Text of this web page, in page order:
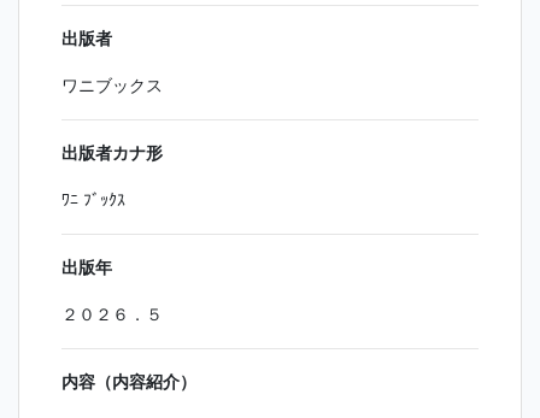
出版者
ワニブックス
出版者カナ形
ﾜﾆ ﾌﾞｯｸｽ
出版年
２０２６．５
内容（内容紹介）